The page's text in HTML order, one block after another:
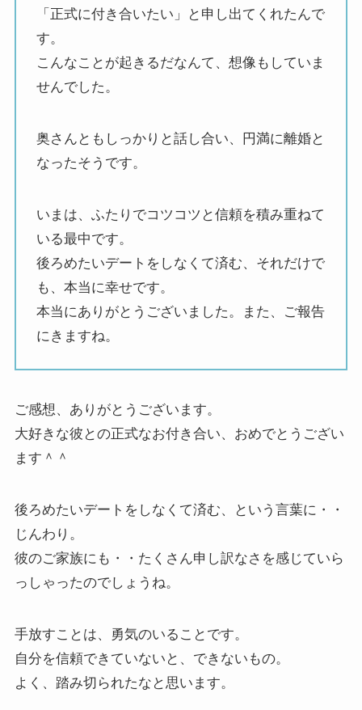
「正式に付き合いたい」と申し出てくれたんで
す。
こんなことが起きるだなんて、想像もしていま
せんでした。
奥さんともしっかりと話し合い、円満に離婚と
なったそうです。
いまは、ふたりでコツコツと信頼を積み重ねて
いる最中です。
後ろめたいデートをしなくて済む、それだけで
も、本当に幸せです。
本当にありがとうございました。また、ご報告
にきますね。
ご感想、ありがとうございます。
大好きな彼との正式なお付き合い、おめでとうござい
ます＾＾
後ろめたいデートをしなくて済む、という言葉に・・
じんわり。
彼のご家族にも・・たくさん申し訳なさを感じていら
っしゃったのでしょうね。
手放すことは、勇気のいることです。
自分を信頼できていないと、できないもの。
よく、踏み切られたなと思います。